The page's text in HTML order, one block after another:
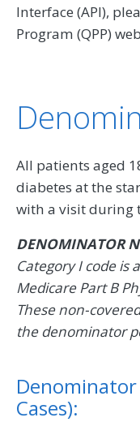
Interface (API),
Program (QPP)
All patients aged
diabetes at the
with a visit during
DENOMINATOR
Category I code is
Medicare Part B
These non-
the denominator
Cases):